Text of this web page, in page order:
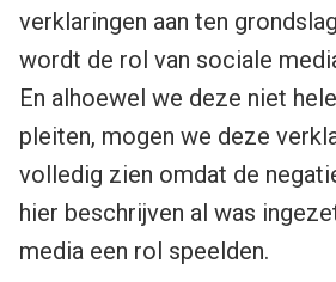
verklaringen aan ten
wordt de rol van sociale
En alhoewel we deze niet
pleiten, mogen we deze
volledig zien omdat de
hier beschrijven al was
media een rol speelden.